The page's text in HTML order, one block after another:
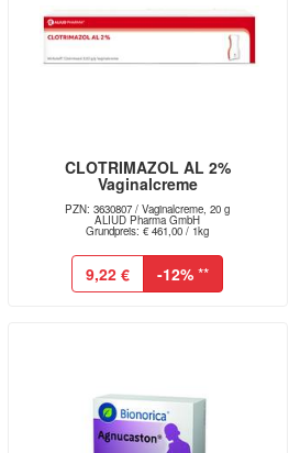
CLOTRIMAZOL AL 2%
Vaginalcreme
PZN: 3630807 / Vaginalcreme, 20 g
ALIUD Pharma GmbH
Grundpreis: € 461,00 / 1kg
9,22 € -12% **